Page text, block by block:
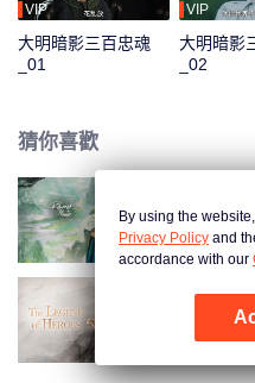
VIP
大明暗影三百忠魂
_01
VIP
大明暗影
_02
猜你喜歡
將軍家
金庸武
By using the
Privacy Policy and
accordance with our